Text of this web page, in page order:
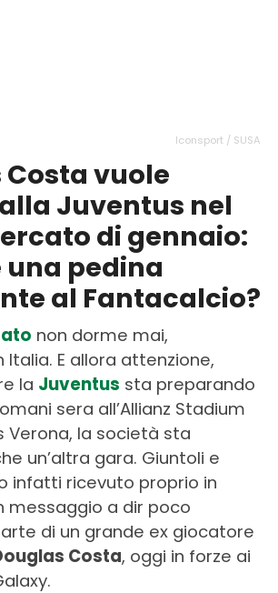
Iconsport / SUSA
Costa vuole
Juventus nel
di gennaio:
pedina
al Fantacalcio?
non dorme mai,
E allora attenzione,
la Juventus sta preparando
sera all’Allianz Stadium
Verona, la società sta
un’altra gara. Giuntoli e
infatti ricevuto proprio in
messaggio a dir poco
di un grande ex giocatore
Costa, oggi in forze ai